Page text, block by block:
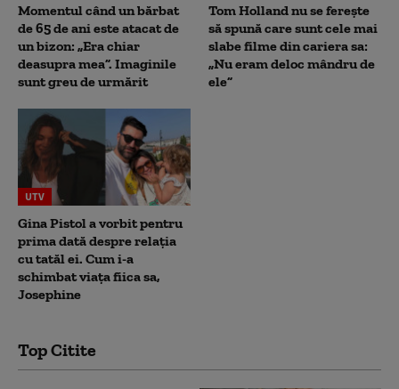
Momentul când un bărbat
de 65 de ani este atacat de
un bizon: „Era chiar
deasupra mea”. Imaginile
sunt greu de urmărit
Tom Holland nu se ferește
să spună care sunt cele mai
slabe filme din cariera sa:
„Nu eram deloc mândru de
ele”
UTV
Gina Pistol a vorbit pentru
prima dată despre relația
cu tatăl ei. Cum i-a
schimbat viața fiica sa,
Josephine
Top Citite